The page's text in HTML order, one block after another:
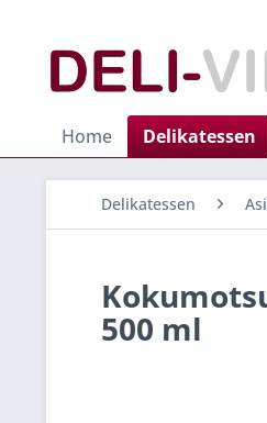
Home Delikatessen
Delikatessen
500 ml